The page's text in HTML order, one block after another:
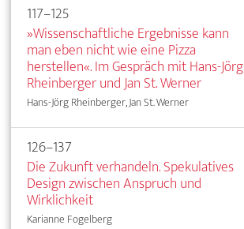
117–125
»Wissenschaftliche Ergebnisse kann
man eben nicht wie eine Pizza
herstellen«. Im Gespräch mit Hans-Jörg
Rheinberger und Jan St. Werner
Hans-Jörg Rheinberger, Jan St. Werner
126–137
Die Zukunft verhandeln. Spekulatives
Design zwischen Anspruch und
Wirklichkeit
Karianne Fogelberg